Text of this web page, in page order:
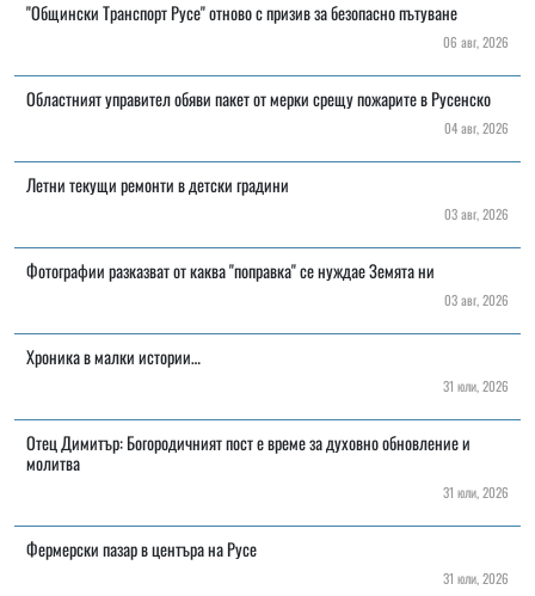
"Общински Транспорт Русе" отново с призив за безопасно пътуване
06 авг, 2026
Областният управител обяви пакет от мерки срещу пожарите в Русенско
04 авг, 2026
Летни текущи ремонти в детски градини
03 авг, 2026
Фотографии разказват от каква "поправка" се нуждае Земята ни
03 авг, 2026
Хроника в малки истории…
31 юли, 2026
Отец Димитър: Богородичният пост е време за духовно обновление и
молитва
31 юли, 2026
Фермерски пазар в центъра на Русе
31 юли, 2026